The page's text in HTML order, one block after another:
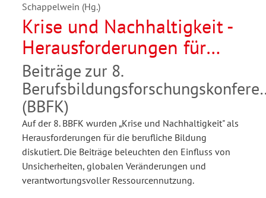
Schappelwein (Hg.)
Krise und Nachhaltigkeit -
Herausforderungen für
berufliche Bildung
Beiträge zur 8.
(BBFK)
Auf der 8. BBFK wurden „Krise und Nachhaltigkeit" als
Herausforderungen für die berufliche Bildung
diskutiert. Die Beiträge beleuchten den Einfluss von
Unsicherheiten, globalen Veränderungen und
verantwortungsvoller Ressourcennutzung.